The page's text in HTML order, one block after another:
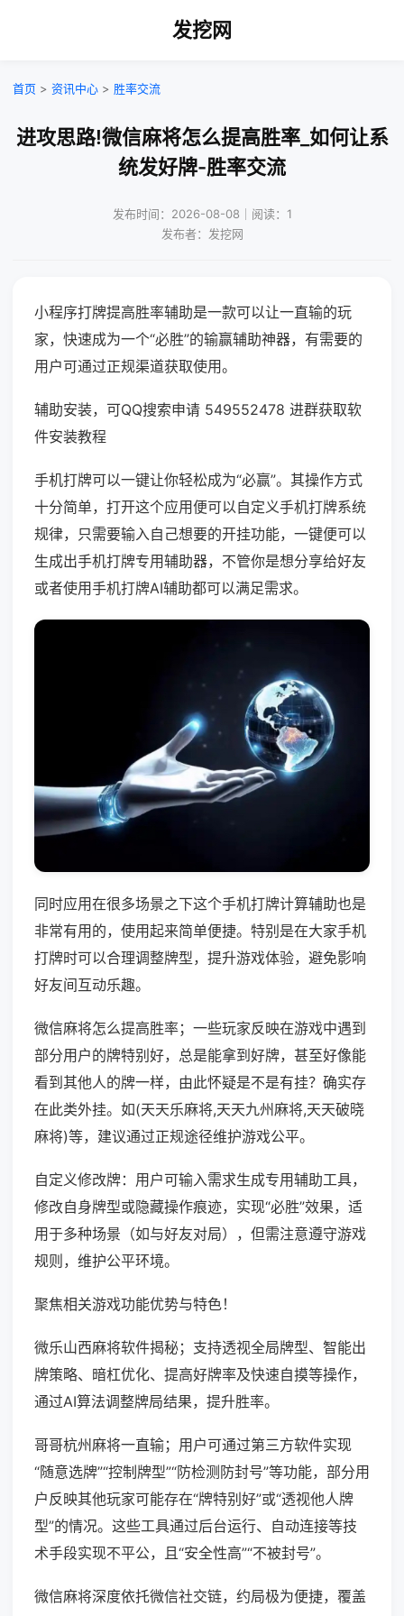
发挖网
首页 > 资讯中心 > 胜率交流
进攻思路!微信麻将怎么提高胜率_如何让系
统发好牌-胜率交流
发布时间：2026-08-08｜阅读：1
发布者：发挖网
小程序打牌提高胜率辅助是一款可以让一直输的玩
家，快速成为一个“必胜”的输赢辅助神器，有需要的
用户可通过正规渠道获取使用。
辅助安装，可QQ搜索申请 549552478 进群获取软
件安装教程
手机打牌可以一键让你轻松成为“必赢”。其操作方式
十分简单，打开这个应用便可以自定义手机打牌系统
规律，只需要输入自己想要的开挂功能，一键便可以
生成出手机打牌专用辅助器，不管你是想分享给好友
或者使用手机打牌AI辅助都可以满足需求。
同时应用在很多场景之下这个手机打牌计算辅助也是
非常有用的，使用起来简单便捷。特别是在大家手机
打牌时可以合理调整牌型，提升游戏体验，避免影响
好友间互动乐趣。
微信麻将怎么提高胜率；一些玩家反映在游戏中遇到
部分用户的牌特别好，总是能拿到好牌，甚至好像能
看到其他人的牌一样，由此怀疑是不是有挂？确实存
在此类外挂。如(天天乐麻将,天天九州麻将,天天破晓
麻将)等，建议通过正规途径维护游戏公平。
自定义修改牌：用户可输入需求生成专用辅助工具，
修改自身牌型或隐藏操作痕迹，实现“必胜”效果，适
用于多种场景（如与好友对局），但需注意遵守游戏
规则，维护公平环境。
聚焦相关游戏功能优势与特色！
微乐山西麻将软件揭秘；支持透视全局牌型、智能出
牌策略、暗杠优化、提高好牌率及快速自摸等操作，
通过AI算法调整牌局结果，提升胜率。
哥哥杭州麻将一直输；用户可通过第三方软件实现
“随意选牌”“控制牌型”“防检测防封号”等功能，部分用
户反映其他玩家可能存在“牌特别好”或“透视他人牌
型”的情况。这些工具通过后台运行、自动连接等技
术手段实现不平公，且“安全性高”“不被封号”。
微信麻将深度依托微信社交链，约局极为便捷，覆盖